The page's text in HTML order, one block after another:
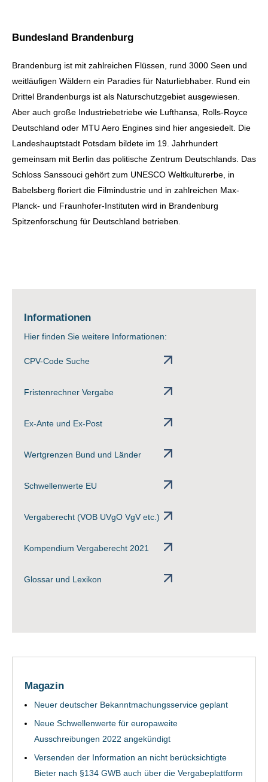
Bundesland Brandenburg
Brandenburg ist mit zahlreichen Flüssen, rund 3000 Seen und
weitläufigen Wäldern ein Paradies für Naturliebhaber. Rund ein
Drittel Brandenburgs ist als Naturschutzgebiet ausgewiesen.
Aber auch große Industriebetriebe wie Lufthansa, Rolls-Royce
Deutschland oder MTU Aero Engines sind hier angesiedelt. Die
Landeshauptstadt Potsdam bildete im 19. Jahrhundert
gemeinsam mit Berlin das politische Zentrum Deutschlands. Das
Schloss Sanssouci gehört zum UNESCO Weltkulturerbe, in
Babelsberg floriert die Filmindustrie und in zahlreichen Max-
Planck- und Fraunhofer-Instituten wird in Brandenburg
Spitzenforschung für Deutschland betrieben.
Informationen
Hier finden Sie weitere Informationen:
CPV-Code Suche
Fristenrechner Vergabe
Ex-Ante und Ex-Post
Wertgrenzen Bund und Länder
Schwellenwerte EU
Vergaberecht (VOB UVgO VgV etc.)
Kompendium Vergaberecht 2021
Glossar und Lexikon
Magazin
Neuer deutscher Bekanntmachungsservice geplant
Neue Schwellenwerte für europaweite
Ausschreibungen 2022 angekündigt
Versenden der Information an nicht berücksichtigte
Bieter nach §134 GWB auch über die Vergabeplattform